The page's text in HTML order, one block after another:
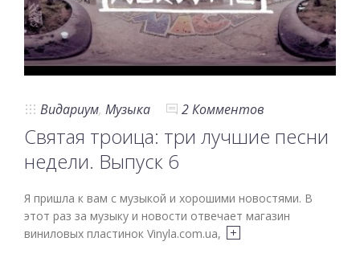
Видариум, Музыка 2 Комментов
Святая троица: три лучшие песни
недели. Выпуск 6
Я пришла к вам с музыкой и хорошими новостями. В
этот раз за музыку и новости отвечает магазин
виниловых пластинок Vinyla.com.ua,